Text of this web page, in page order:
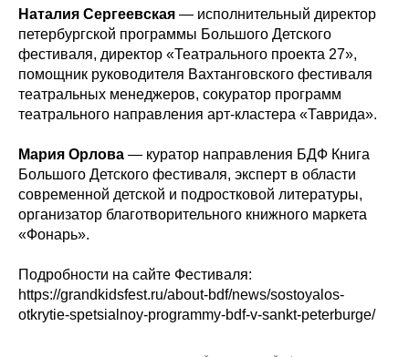
Наталия Сергеевская — исполнительный директор
петербургской программы Большого Детского
фестиваля, директор «Театрального проекта 27»,
помощник руководителя Вахтанговского фестиваля
театральных менеджеров, сокуратор программ
театрального направления арт-кластера «Таврида».
Мария Орлова — куратор направления БДФ Книга
Большого Детского фестиваля, эксперт в области
современной детской и подростковой литературы,
организатор благотворительного книжного маркета
«Фонарь».
Подробности на сайте Фестиваля:
https://grandkidsfest.ru/about-bdf/news/sostoyalos-
otkrytie-spetsialnoy-programmy-bdf-v-sankt-peterburge/